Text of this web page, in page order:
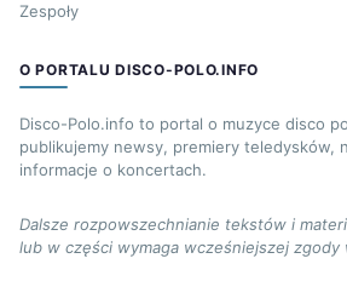
Zespoły
O PORTALU DISCO-POLO.INFO
Disco-Polo.info to portal o muzyce disco
publikujemy newsy, premiery teledysków,
informacje o koncertach.
Dalsze rozpowszechnianie tekstów i
lub w części wymaga wcześniejszej zgody